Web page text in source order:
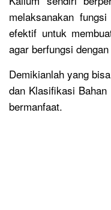
melaksanakan
efektif untuk
agar berfungsi
Demikianlah yang
dan Klasifikasi Bahan
bermanfaat.